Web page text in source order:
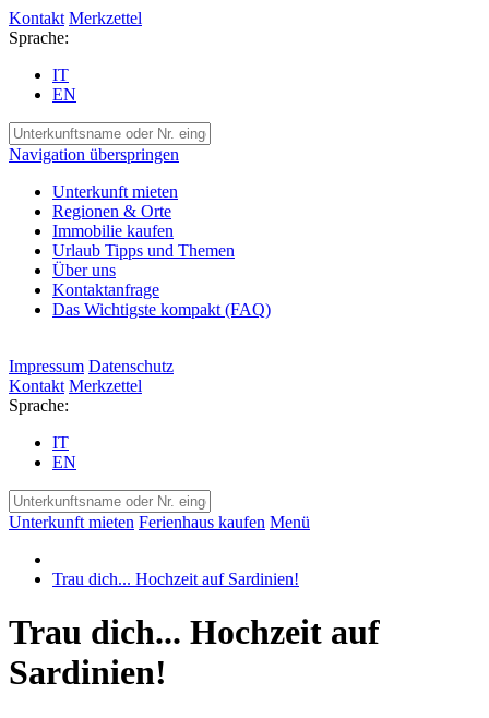
Kontakt Merkzettel
Sprache:
IT
EN
Navigation überspringen
Unterkunft mieten
Regionen & Orte
Immobilie kaufen
Urlaub Tipps und Themen
Über uns
Kontaktanfrage
Das Wichtigste kompakt (FAQ)
Impressum Datenschutz
Kontakt Merkzettel
Sprache:
IT
EN
Unterkunft mieten Ferienhaus kaufen Menü
Trau dich... Hochzeit auf Sardinien!
Trau dich... Hochzeit auf
Sardinien!